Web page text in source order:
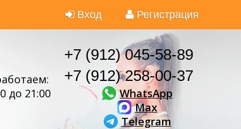
Вход Регистрация
до 21:00
+7 (912) 045-58-89
+7 (912) 258-00-37
WhatsApp
Max
Telegram